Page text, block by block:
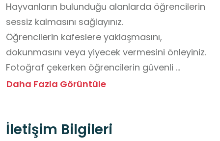
Hayvanların bulunduğu alanlarda öğrencilerin
sessiz kalmasını sağlayınız.
Öğrencilerin kafeslere yaklaşmasını,
dokunmasını veya yiyecek vermesini önleyiniz.
Fotoğraf çekerken öğrencilerin güvenli
alanlarda durmasına dikkat ediniz.
Daha Fazla Görüntüle
İletişim Bilgileri